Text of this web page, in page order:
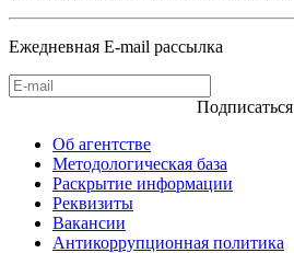
Ежедневная E-mail рассылка
Подписаться
Об агентстве
Методологическая база
Раскрытие информации
Реквизиты
Вакансии
Антикоррупционная политика